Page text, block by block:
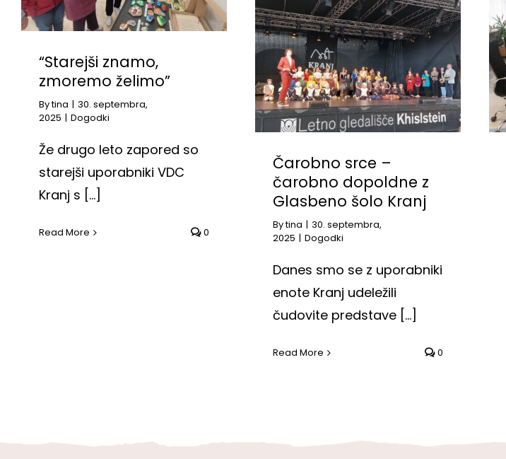
“Starejši znamo,
zmoremo želimo”
Bytina | 30. septembra,
2025 | Dogodki
Že drugo leto zapored so
starejši uporabniki VDC
Kranj s [...]
Read More 0
Čarobno srce –
čarobno dopoldne z
Glasbeno šolo Kranj
Bytina | 30. septembra,
2025 | Dogodki
Danes smo se z uporabniki
enote Kranj udeležili
čudovite predstave [...]
Read More 0